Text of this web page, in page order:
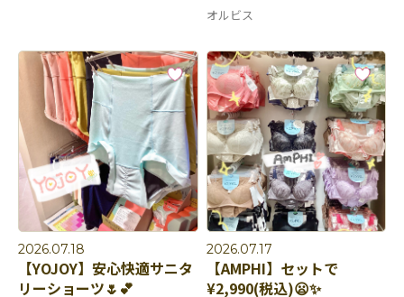
オルビス
2026.07.18
【YOJOY】安心快適サニタ
リーショーツ🌷💕
2026.07.17
【AMPHI】セットで
¥2,990(税込)😦✨